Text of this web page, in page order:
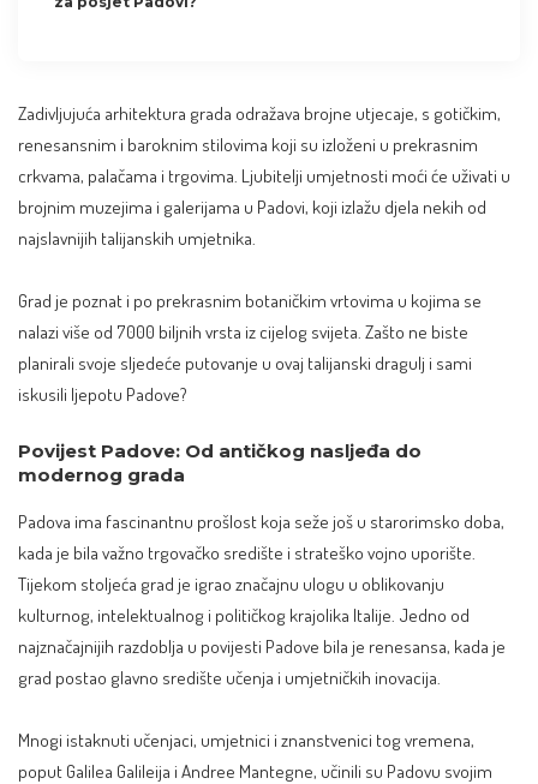
Zadivljujuća arhitektura grada odražava brojne utjecaje, s gotičkim,
renesansnim i baroknim stilovima koji su izloženi u prekrasnim
crkvama, palačama i trgovima. Ljubitelji umjetnosti moći će uživati u
brojnim muzejima i galerijama u Padovi, koji izlažu djela nekih od
najslavnijih talijanskih umjetnika.
Grad je poznat i po prekrasnim botaničkim vrtovima u kojima se
nalazi više od 7000 biljnih vrsta iz cijelog svijeta. Zašto ne biste
planirali svoje sljedeće putovanje u ovaj talijanski dragulj i sami
iskusili ljepotu Padove?
Povijest Padove: Od antičkog nasljeđa do
modernog grada
Padova ima fascinantnu prošlost koja seže još u starorimsko doba,
kada je bila važno trgovačko središte i strateško vojno uporište.
Tijekom stoljeća grad je igrao značajnu ulogu u oblikovanju
kulturnog, intelektualnog i političkog krajolika Italije. Jedno od
najznačajnijih razdoblja u povijesti Padove bila je renesansa, kada je
grad postao glavno središte učenja i umjetničkih inovacija.
Mnogi istaknuti učenjaci, umjetnici i znanstvenici tog vremena,
poput Galilea Galileija i Andree Mantegne, učinili su Padovu svojim